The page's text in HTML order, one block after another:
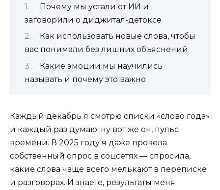
Почему мы устали от ИИ и
заговорили о диджитал-детоксе
Как использовать новые слова, чтобы
вас понимали без лишних объяснений
Какие эмоции мы научились
называть и почему это важно
Каждый декабрь я смотрю списки «слово года»
и каждый раз думаю: ну вот же он, пульс
времени. В 2025 году я даже провела
собственный опрос в соцсетях — спросила,
какие слова чаще всего мелькают в переписке
и разговорах. И знаете, результаты меня